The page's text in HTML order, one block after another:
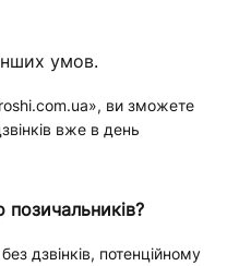
умов.
ви зможете
вже в день
дзвінків, потенційному